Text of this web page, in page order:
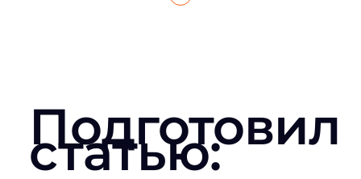
Подготовил
статью: